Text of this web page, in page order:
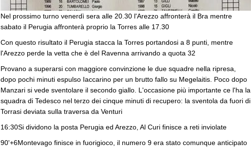
Nel prossimo turno venerdì sera alle 20.30 l'Arezzo affronterà il Bra mentre
sabato il Perugia affronterà proprio la Torres alle 17.30
Con questo risultato il Perugia stacca la Torres portandosi a 8 punti, mentre
l'Arezzo perde la vetta che è del Ravenna arrivando a quota 32
Provano a superarsi con maggiore convinzione le due squadre nella ripresa,
dopo pochi minuti espulso Iaccarino per un brutto fallo su Megelaitis. Poco dopo
Manzari si vede sventolare il secondo giallo. L'occasione più importante ce l'ha la
squadra di Tedesco nel terzo dei cinque minuti di recupero: la sventola da fuori di
Torrasi deviata sulla traversa da Venturi
16:30Si dividono la posta Perugia ed Arezzo, Al Curi finisce a reti inviolate
90'+6Montevago finisce in fuorigioco, il numero 9 era stato comunque anticipato